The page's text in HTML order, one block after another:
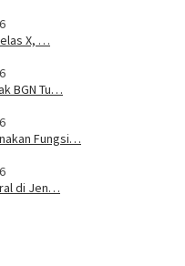
X, …
BGN Tu…
Fungsi…
di Jen…